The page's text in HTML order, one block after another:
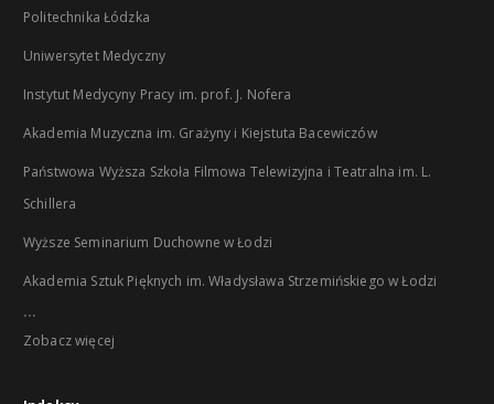
Politechnika Łódzka
Uniwersytet Medyczny
Instytut Medycyny Pracy im. prof. J. Nofera
Akademia Muzyczna im. Grażyny i Kiejstuta Bacewiczów
Państwowa Wyższa Szkoła Filmowa Telewizyjna i Teatralna im. L.
Schillera
Wyższe Seminarium Duchowne w Łodzi
Akademia Sztuk Pięknych im. Władysława Strzemińskiego w Łodzi
...
Zobacz więcej